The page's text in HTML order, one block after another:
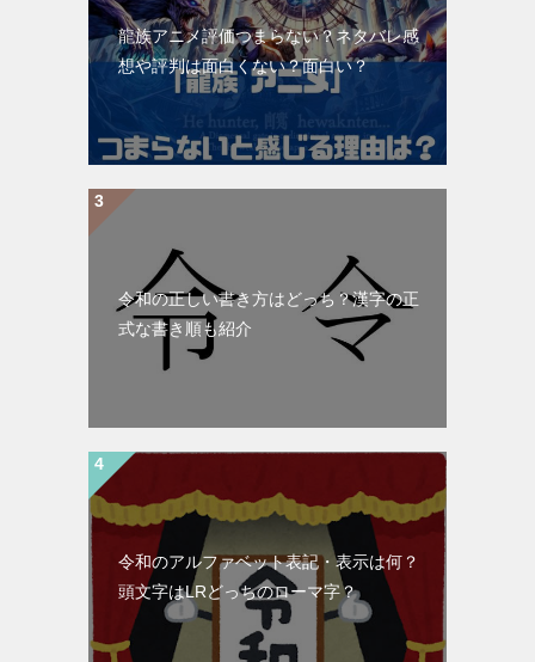
龍族アニメ評価つまらない？ネタバレ感
想や評判は面白くない？面白い？
令和の正しい書き方はどっち？漢字の正
式な書き順も紹介
令和のアルファベット表記・表示は何？
頭文字はLRどっちのローマ字？